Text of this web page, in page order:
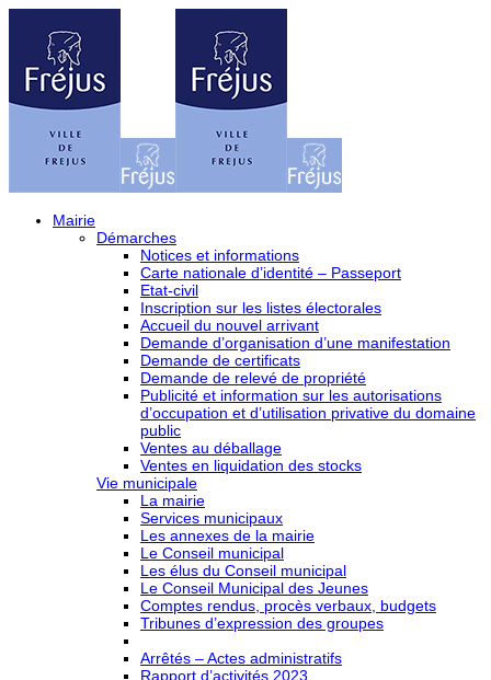
Mairie
Démarches
Notices et informations
Carte nationale d’identité – Passeport
Etat-civil
Inscription sur les listes électorales
Accueil du nouvel arrivant
Demande d’organisation d’une manifestation
Demande de certificats
Demande de relevé de propriété
Publicité et information sur les autorisations
d’occupation et d’utilisation privative du domaine
public
Ventes au déballage
Ventes en liquidation des stocks
Vie municipale
La mairie
Services municipaux
Les annexes de la mairie
Le Conseil municipal
Les élus du Conseil municipal
Le Conseil Municipal des Jeunes
Comptes rendus, procès verbaux, budgets
Tribunes d’expression des groupes
Arrêtés – Actes administratifs
Rapport d’activités 2023